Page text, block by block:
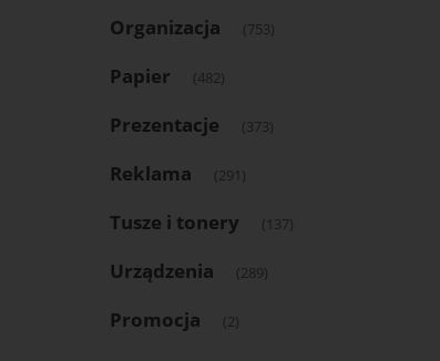
Organizacja (753)
Papier (482)
Prezentacje (373)
Reklama (291)
Tusze i tonery (137)
Urządzenia (289)
Promocja (2)